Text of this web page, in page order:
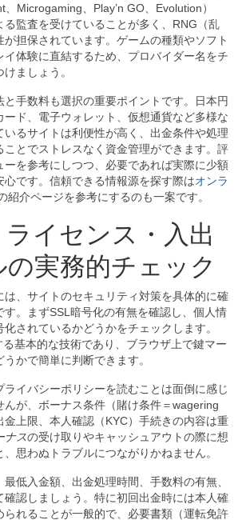
Microgaming、Play’n GO、Evolution）
る監査を受けていることが多く、RNG（乱
担保されています。ゲームの種類やソフト
イ体験に直結するため、プロバイダー名をチ
ましょう。
と手数料も選択の重要ポイントです。日本円
ード、電子ウォレット、仮想通貨など多様な
いるサイトは利便性が高く、出金条件や処理
ことでストレスなく資金管理ができます。評
ーを参考にしつつ、必要であれば実際に少額
心です。信頼できる情報源を探す際はオンラ
紹介ページを参考にするのも一案です。
イセンス・入出
実務的チェック
は、サイトのセキュリティ対策を具体的に確
す。まずSSL暗号化の有無を確認し、個人情
されているかどうかをチェックします。
基本的な技術であり、ブラウザ上で鍵マー
かで簡単に判断できます。
ライバシーポリシーを読むことは面倒に感じ
んが、ボーナス条件（賭け条件＝wagering
上限、本人確認（KYC）手続きの内容は重
ナスの受け取りやキャッシュアウトの際に想
思わぬトラブルにつながりかねません。
低入金額、出金処理時間、手数料の有無、
確認しましょう。特に初回出金時には本人確
られることが一般的で、必要書類（運転免許